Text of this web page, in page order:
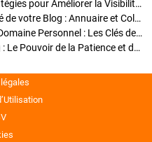
Optimisation SEO des Articles : Stratégies pour Améliorer la Visibilité de Votre Blog
Stratégies pour améliorer la visibilité de votre Blog : Annuaire et Collaborations
Pourquoi Investir dans un Nom de Domaine Personnel : Les Clés de la Réussite de Votre Blog
Comment Faire Émerger Votre Blog : Le Pouvoir de la Patience et de la Persévérance